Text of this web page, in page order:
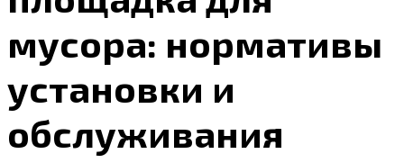
мусора: нормативы
установки и
обслуживания